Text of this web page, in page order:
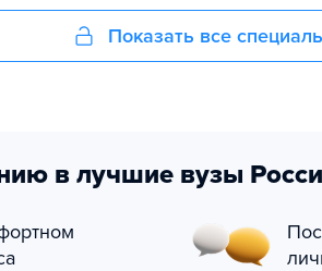
Показать все
в лучшие вузы